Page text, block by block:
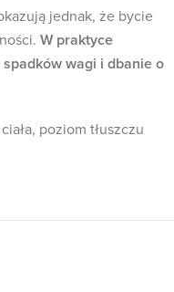
jednak, że bycie
W praktyce
wagi i dbanie o
poziom tłuszczu